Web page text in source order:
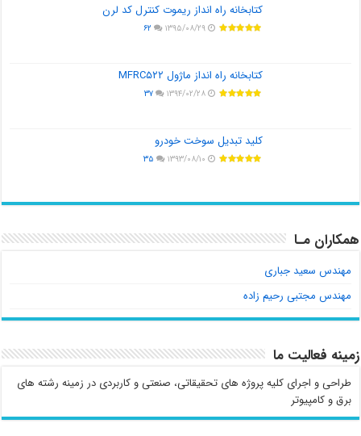
کتابخانه راه انداز ریموت کنترل کد لرن
۱۳۹۵/۰۸/۲۹ ۶۲
کتابخانه راه انداز ماژول MFRC۵۲۲
۱۳۹۴/۰۲/۲۸ ۳۷
کلید تبدیل سوخت خودرو
۱۳۹۳/۰۸/۱۰ ۳۵
همکاران مـا
مهندس سعید جباری
مهندس مجتبی رحیم زاده
زمینه فعالیت ما
طراحی و اجرای کلیه پروژه های تحقیقاتی، صنعتی و کاربردی در زمینه رشته های
برق و کامپیوتر